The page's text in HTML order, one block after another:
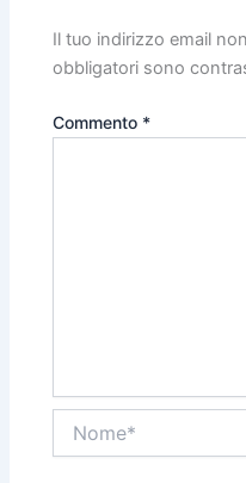
Il tuo indirizzo email
obbligatori sono
Commento *